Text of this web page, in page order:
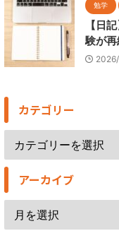
勉学
【日
験が
カテゴリー
アーカイブ